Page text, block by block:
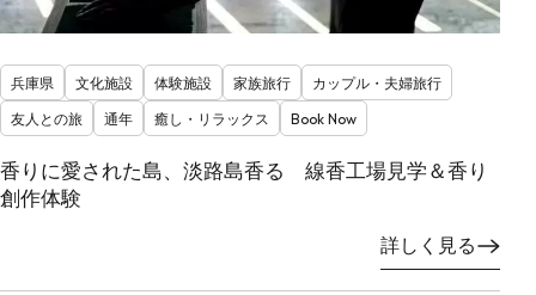
兵庫県 文化施設 体験施設 家族旅行
カップル・夫婦旅行
友人との旅
通年 癒し・リラックス Book Now
香りに愛された島、淡路島香る 線香工場見学＆香り
創作体験
詳しく見る